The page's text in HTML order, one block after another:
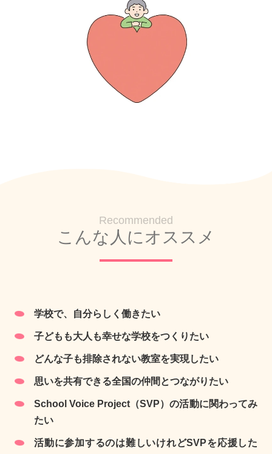
Recommended
こんな人にオススメ
学校で、自分らしく働きたい
子どもも大人も幸せな学校をつくりたい
どんな子も排除されない教室を実現したい
思いを共有できる全国の仲間とつながりたい
School Voice Project（SVP）の活動に関わってみ
たい
活動に参加するのは難しいけれどSVPを応援した